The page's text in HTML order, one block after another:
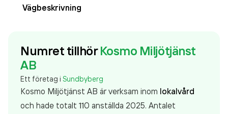
Vägbeskrivning
Numret tillhör Kosmo Miljötjänst
AB
Ett företag i Sundbyberg
Kosmo Miljötjänst AB är verksam inom lokalvård
och hade totalt 110 anställda 2025. Antalet